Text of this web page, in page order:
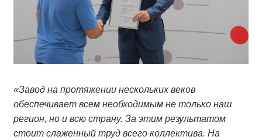
«Завод на протяжении нескольких веков
обеспечивает всем необходимым не только наш
регион, но и всю страну. За этим результатом
стоит слаженный труд всего коллектива. На